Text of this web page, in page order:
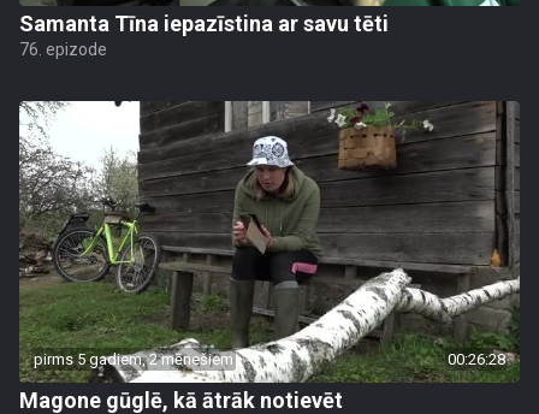
Samanta Tīna iepazīstina ar savu tēti
76. epizode
pirms 5 gadiem, 2 mēnešiem 00:26:28
Magone gūglē, kā ātrāk notievēt